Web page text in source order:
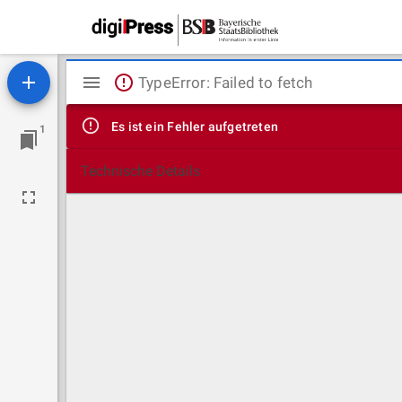
1
Mirador
Viewer
TypeError: Failed to fetch
Es ist ein Fehler aufgetreten
Technische Details